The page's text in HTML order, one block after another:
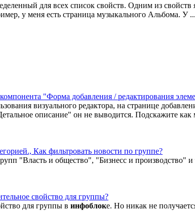
для всех список свойств. Одним из свойств
у меня есть страница музыкального Альбома. У ...
"Форма добавления / редактирования
визуального редактора, на странице
описание" он не выводится. Подскажите
Как фильтровать новости по группе?
"Власть и общество", "Бизнесс и производство" и
свойство для группы?
для группы в инфоблоке. Но никак не